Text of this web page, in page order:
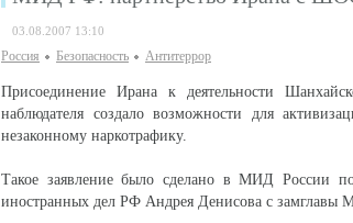
03.08.2007 13:10
Россия Безопаcность Антитеррор
Присоединение Ирана к деятельности
наблюдателя создало возможности для
незаконному наркотрафику.
Такое заявление было сделано в МИД России по
иностранных дел РФ Андрея Денисова с